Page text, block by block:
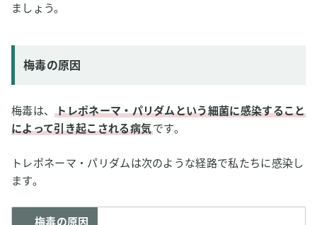
ましょう。
梅毒の原因
梅毒は、トレポネーマ・パリダムという細菌に感染すること
によって引き起こされる病気です。
トレポネーマ・パリダムは次のような経路で私たちに感染し
ます。
梅毒の原因